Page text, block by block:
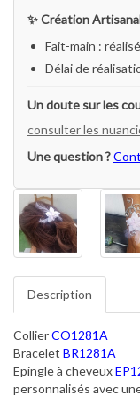
✨ Création
Fait-main :
Délai de
Un doute sur les
consulter les
Une question ?
Description
CollierCO1281A
Bracelet BR1281A
Epingle à cheveux
personnalisés avec